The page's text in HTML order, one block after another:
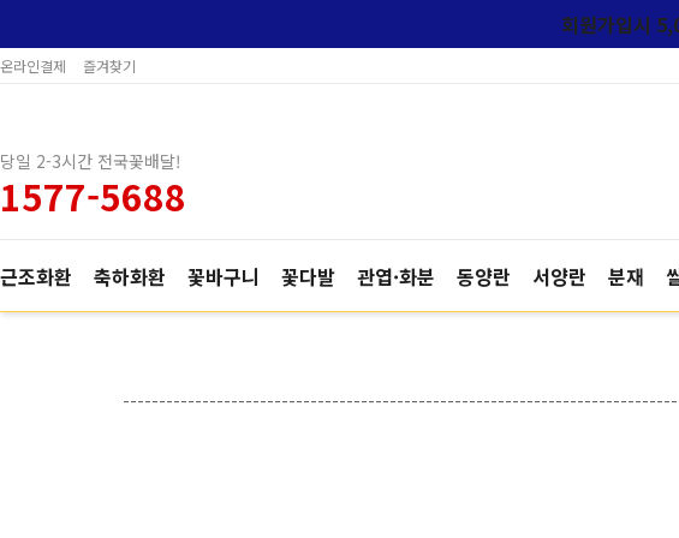
회원가입시
온라인결제 즐겨찾기
당일 2-3시간 전국꽃배달!
1577-5688
근조화환 축하화환 꽃바구니 꽃다발 관엽·화분 동양란 서양란 분재